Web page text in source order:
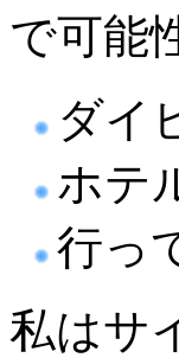
で可能
ダイ
ホテ
行っ
私はサ